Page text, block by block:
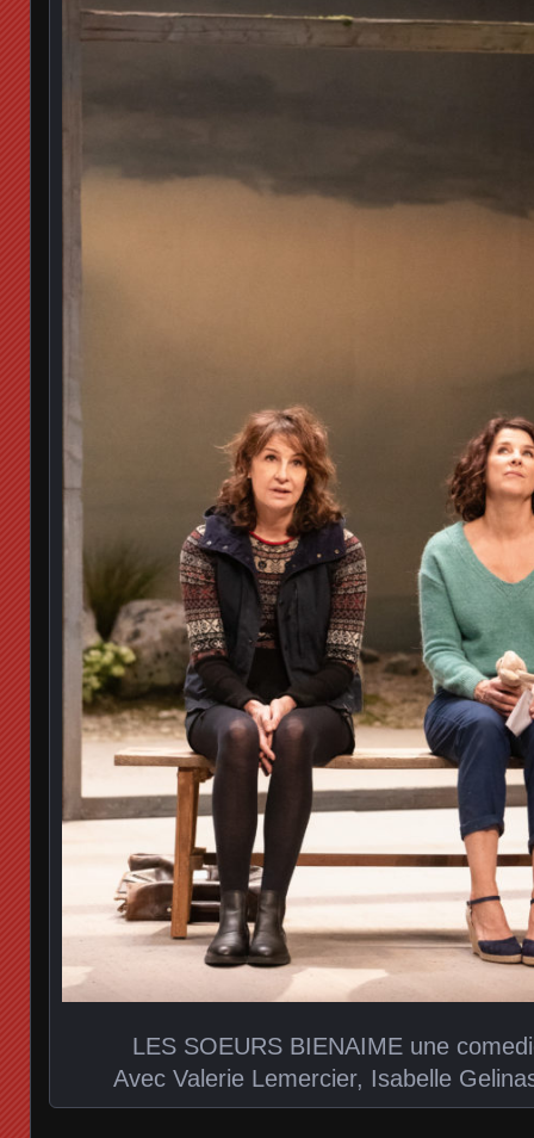
LES SOEURS BIENAIME une
Avec Valerie Lemercier, Isabelle